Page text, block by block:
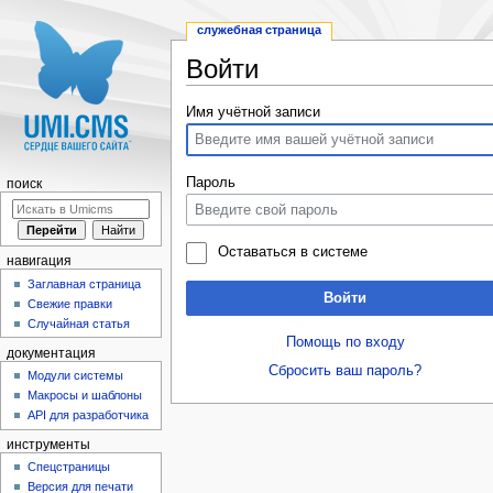
Войти
Имя учётной записи
Пароль
Оставаться в системе
Войти
Помощь по входу
Сбросить ваш пароль?
служебная страница
поиск
навигация
Заглавная страница
Свежие правки
Случайная статья
документация
Модули системы
Макросы и шаблоны
API для разработчика
инструменты
Спецстраницы
Версия для печати